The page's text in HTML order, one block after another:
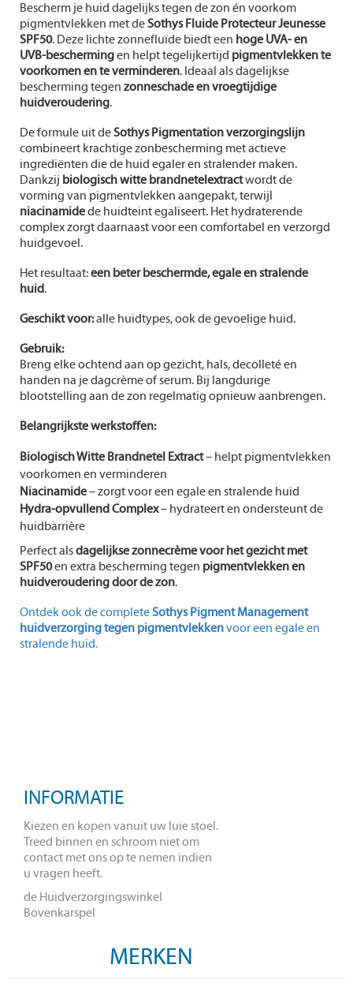
Bescherm je huid dagelijks tegen de zon én voorkom
pigmentvlekken met deSothys Fluide Protecteur Jeunesse
SPF50. Deze lichte zonnefluïde biedt een hoge UVA- en
UVB-beschermingen helpt tegelijkertijd pigmentvlekken te
voorkomen en te verminderen. Ideaal als dagelijkse
bescherming tegen zonneschade en vroegtijdige
huidveroudering.
De formule uit deSothys Pigmentation verzorgingslijn
combineert krachtige zonbescherming met actieve
ingrediënten die de huid egaler en stralender maken.
Dankzij biologisch witte brandnetelextractwordt de
vorming van pigmentvlekken aangepakt, terwijl
niacinamidede huidteint egaliseert. Het hydraterende
complex zorgt daarnaast voor een comfortabel en verzorgd
huidgevoel.
Het resultaat:een beter beschermde, egale en stralende
huid.
Geschikt voor:alle huidtypes, ook de gevoelige huid.
Gebruik:
Breng elke ochtend aan op gezicht, hals, decolleté en
handen na je dagcrème of serum. Bij langdurige
blootstelling aan de zon regelmatig opnieuw aanbrengen.
Belangrijkste werkstoffen:
Biologisch Witte Brandnetel Extract– helpt pigmentvlekken
voorkomen en verminderen
Niacinamide– zorgt voor een egale en stralende huid
Hydra-opvullend Complex– hydrateert en ondersteunt de
huidbarrière
Perfect alsdagelijkse zonnecrème voor het gezicht met
SPF50en extra bescherming tegen pigmentvlekken en
huidveroudering door de zon.
Ontdek ook de completeSothys Pigment Management
huidverzorging tegen pigmentvlekkenvoor een egale en
stralende huid.
INFORMATIE
Kiezen en kopen vanuit uw luie stoel.
Treed binnen en schroom niet om
contact met ons op te nemen indien
u vragen heeft.
de Huidverzorgingswinkel
Bovenkarspel
MERKEN